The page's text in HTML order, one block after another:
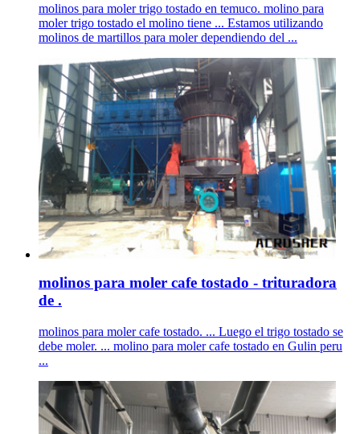
molinos para moler trigo tostado en temuco. molino para
moler trigo tostado el molino tiene ... Estamos utilizando
molinos de martillos para moler dependiendo del ...
molinos para moler cafe tostado - trituradora
de .
molinos para moler cafe tostado. ... Luego el trigo tostado se
debe moler. ... molino para moler cafe tostado en Gulin peru
...